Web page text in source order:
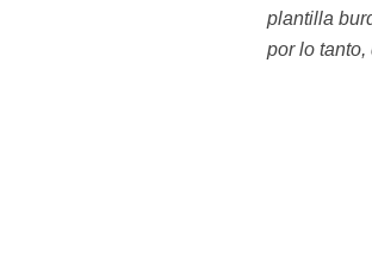
plantilla
por lo